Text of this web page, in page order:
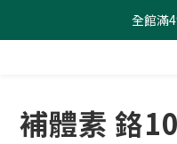
全館滿
全館滿
加入會員
補體素 鉻